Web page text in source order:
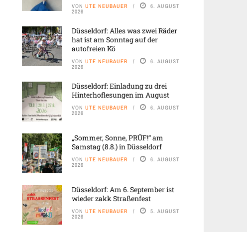
VON UTE NEUBAUER 6. AUGUST
2026
Düsseldorf: Alles was zwei Räder
hat ist am Sonntag auf der
autofreien Kö
VON UTE NEUBAUER 6. AUGUST
2026
Düsseldorf: Einladung zu drei
Hinterhoflesungen im August
VON UTE NEUBAUER 6. AUGUST
2026
„Sommer, Sonne, PRÜF!“ am
Samstag (8.8.) in Düsseldorf
VON UTE NEUBAUER 6. AUGUST
2026
Düsseldorf: Am 6. September ist
wieder zakk Straßenfest
VON UTE NEUBAUER 5. AUGUST
2026